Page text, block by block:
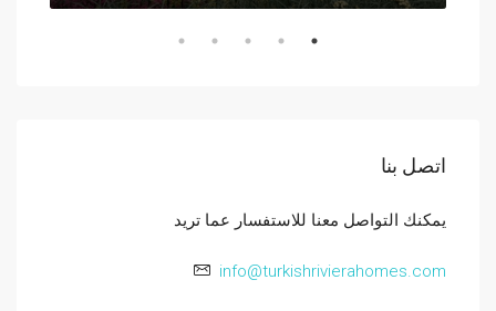
اتصل بنا
يمكنك التواصل معنا للاستفسار عما تريد
info@turkishrivierahomes.com